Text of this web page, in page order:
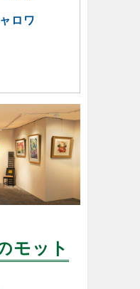
ロワ
モット